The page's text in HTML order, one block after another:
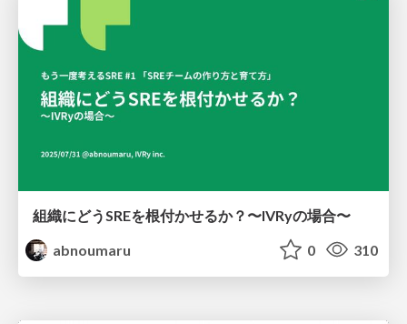
組織にどうSREを根付かせるか？〜IVRyの場合〜
abnoumaru
0 310